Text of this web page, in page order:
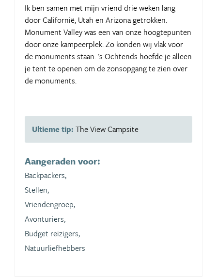
Ik ben samen met mijn vriend drie weken lang
door Californië, Utah en Arizona getrokken.
Monument Valley was een van onze hoogtepunten
door onze kampeerplek. Zo konden wij vlak voor
de monuments staan. 's Ochtends hoefde je alleen
je tent te openen om de zonsopgang te zien over
de monuments.
Ultieme tip: The View Campsite
Aangeraden voor:
Backpackers,
Stellen,
Vriendengroep,
Avonturiers,
Budget reizigers,
Natuurliefhebbers